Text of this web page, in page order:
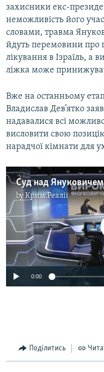
захисники екс-
неможливість його
словами, травма
йдуть перемовини про
лікування в Ізраїль, а
ліжка може
Вже на останньому
Владислав Дев’ятко
надавалися всі
висловити свою
нарадчої кімнати для
Суд над
byКрим.Реалії
No media
0:00
Поділитись